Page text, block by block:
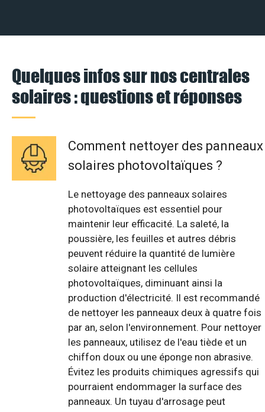
Quelques infos sur nos centrales
solaires : questions et réponses
Comment nettoyer des panneaux
solaires photovoltaïques ?
Le nettoyage des panneaux solaires
photovoltaïques est essentiel pour
maintenir leur efficacité. La saleté, la
poussière, les feuilles et autres débris
peuvent réduire la quantité de lumière
solaire atteignant les cellules
photovoltaïques, diminuant ainsi la
production d'électricité. Il est recommandé
de nettoyer les panneaux deux à quatre fois
par an, selon l'environnement. Pour nettoyer
les panneaux, utilisez de l'eau tiède et un
chiffon doux ou une éponge non abrasive.
Évitez les produits chimiques agressifs qui
pourraient endommager la surface des
panneaux. Un tuyau d'arrosage peut